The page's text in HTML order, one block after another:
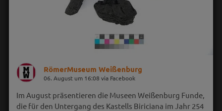
RömerMuseum Weißenburg
06. August um 16:08 via Facebook
Im August präsentieren die Museen Weißenburg Funde,
die für den Untergang des Kastells Biriciana im Jahr 254